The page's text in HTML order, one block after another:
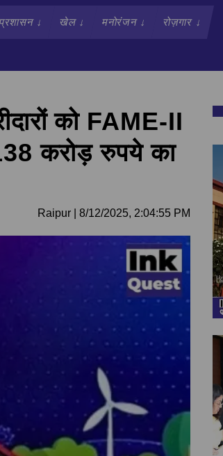
प्रशासन↓ खेल↓ मनोरंजन↓ रोज़गार↓
को FAME-II
करोड़ रुपये का
Raipur 8/12/2025, 2:04:55 PM